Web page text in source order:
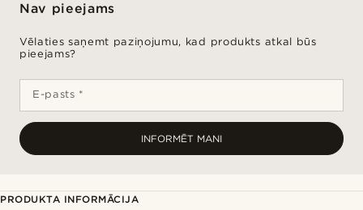
Nav pieejams
Vēlaties saņemt paziņojumu, kad produkts atkal būs
pieejams?
E-pasts *
INFORMĒT MANI
PRODUKTA INFORMĀCIJA